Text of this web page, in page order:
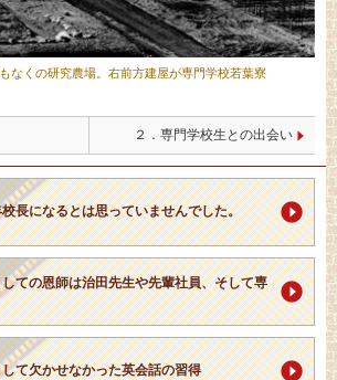
なくの研究農場。右前方建屋が専門学校若葉寮
２．専門学校生との出会い
長になるとは思っていませんでした。
ての恩師は治田先生や先輩社員、そして専
て欠かせなかった英会話の習得